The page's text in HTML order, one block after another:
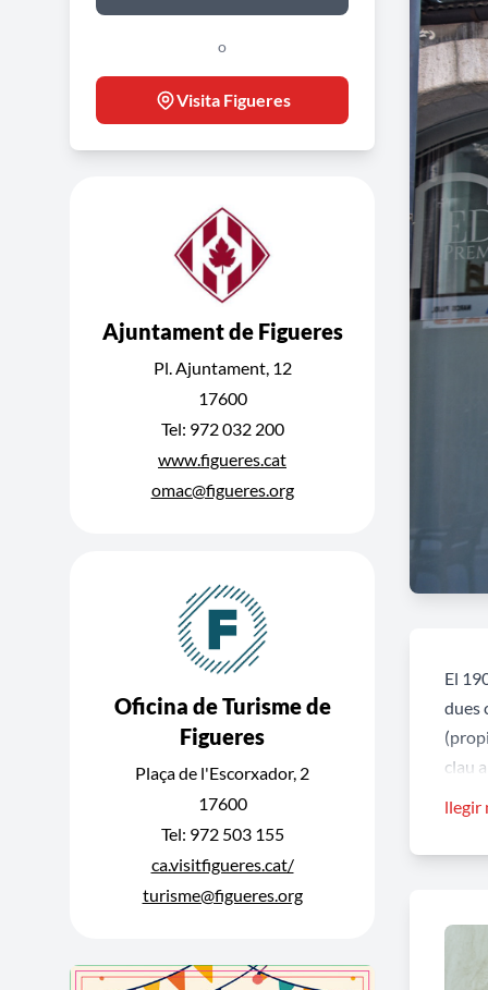
o
Visita Figueres
Ajuntament de Figueres
Pl. Ajuntament, 12
17600
Tel: 972 032 200
www.figueres.cat
omac@figueres.org
Oficina de Turisme de
Figueres
Plaça de l'Escorxador, 2
17600
Tel: 972 503 155
ca.visitfigueres.cat/
turisme@figueres.org
El
dues
clau
llegir